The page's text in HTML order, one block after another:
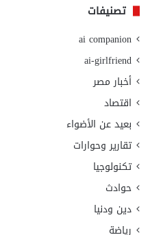
تصنيفات
ai companion
ai-girlfriend
أخبار مصر
اقتصاد
بعيد عن الأضواء
تقارير وحوارات
تكنولوجيا
حوادث
دين ودنيا
رياضة